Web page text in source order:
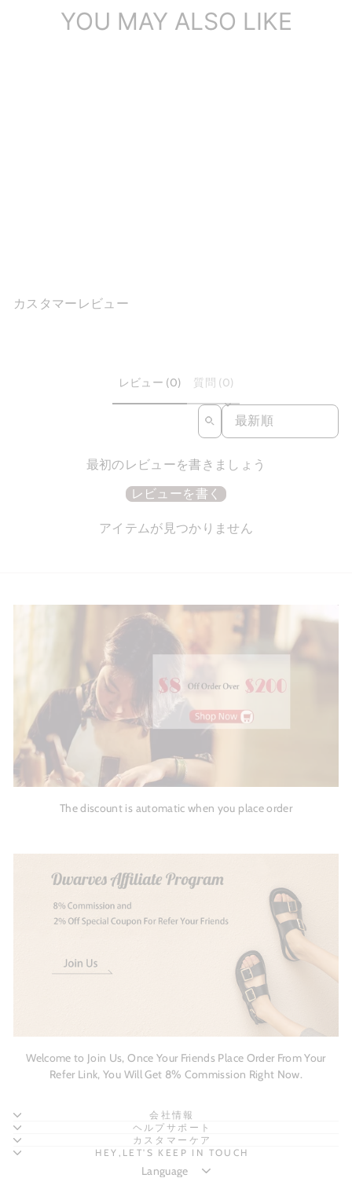
YOU MAY ALSO LIKE
カスタマーレビュー
レビュー (0) 質問 (0)
SORT REVIEWS BY
最初のレビューを書きましょう
レビューを書く
アイテムが見つかりません
The discount is automatic when you place order
Welcome to Join Us, Once Your Friends Place Order From Your
Refer Link, You Will Get 8% Commission Right Now.
会社情報
ヘルプサポート
カスタマーケア
HEY,LET'S KEEP IN TOUCH